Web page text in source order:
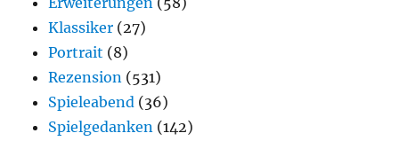
Klassiker (27)
Portrait (8)
Rezension (531)
Spieleabend (36)
Spielgedanken (142)